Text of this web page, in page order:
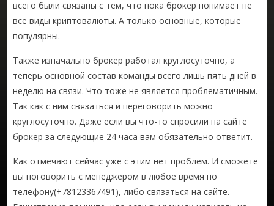
всего были связаны с тем, что пока брокер понимает не
все виды криптовалюты. А только основные, которые
популярны.
Также изначально брокер работал круглосуточно, а
теперь основной состав команды всего лишь пять дней в
неделю на связи. Что тоже не является проблематичным.
Так как с ним связаться и переговорить можно
круглосуточно. Даже если вы что-то спросили на сайте
брокер за следующие 24 часа вам обязательно ответит.
Как отмечают сейчас уже с этим нет проблем. И сможете
вы поговорить с менеджером в любое время по
телефону(+78123367491), либо связаться на сайте.